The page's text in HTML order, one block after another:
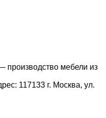
производство мебели из
117133 г. Москва, ул.